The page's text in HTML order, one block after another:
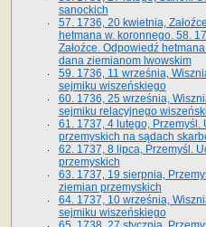
sanockich
57. 1736, 20 kwietnia,
hetmana w. koronnego. 58.
Załoźce. Odpowiedź
dana ziemianom lwowskim
59. 1736, 11 września,
sejmiku wiszeńskiego
60. 1736, 25 września,
sejmiku relacyjnego
61. 1737, 4 lutego, Przemyśl.
przemyskich na sądach
62. 1737, 8 lipca, Przemyśl.
przemyskich
63. 1737, 19 sierpnia,
ziemian przemyskich
64. 1737, 10 września,
sejmiku wiszeńskiego